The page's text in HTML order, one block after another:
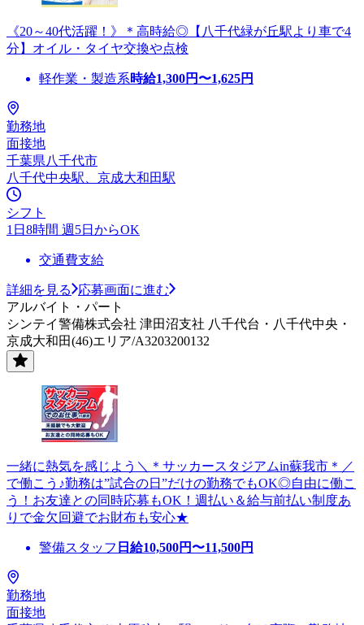
《20～40代活躍！》＊高時給◎【八千代緑が丘駅より車で4
分】オイル・タイヤ交換や点検
軽作業・製造系時給1,300円〜1,625円
勤務地
面接地
千葉県八千代市
八千代中央駅、京成大和田駅
シフト
1日8時間 週5日からOK
交通費支給
詳細を見る
応募画面に進む
アルバイト・パート
シンテイ警備株式会社 津田沼支社 八千代台・八千代中央・
京成大和田(46)エリア/A3203200132
一緒に熱気を感じよう＼＊サッカースタジアムin蘇我市＊／
で働こう♪勤務は”試合の日”だけの勤務でもOK◎自由に働こ
う！お友達との同時応募もOK！週払い＆給与前払い制度あ
りで金欠回避でお財布も安心★
警備スタッフ 日給10,500円〜11,500円
勤務地
面接地